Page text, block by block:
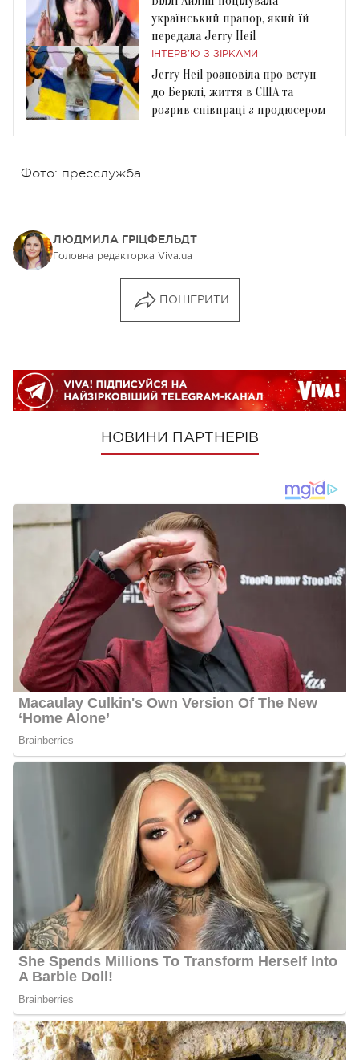
український прапор, який їй
передала Jerry Heil
ІНТЕРВ'Ю З ЗІРКАМИ
Jerry Heil розповіла про вступ
до Берклі, життя в США та
розрив співпраці з продюсером
Фото: пресслужба
ЛЮДМИЛА ГРІЦФЕЛЬДТ
Головна редакторка Viva.ua
ПОШЕРИТИ
НОВИНИ ПАРТНЕРІВ